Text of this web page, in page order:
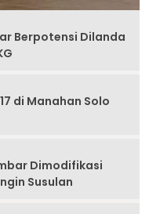
Berpotensi Dilanda
di Manahan Solo
Dimodifikasi
Susulan